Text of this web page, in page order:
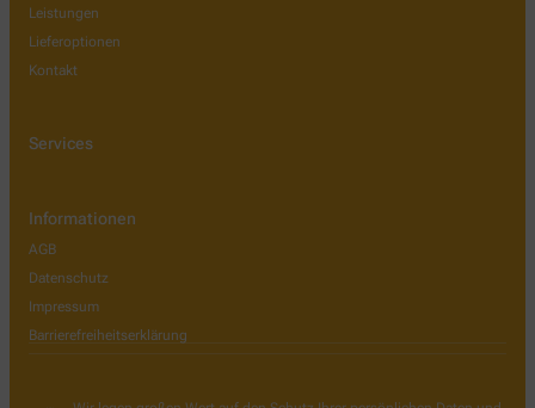
Leistungen
Lieferoptionen
Kontakt
Services
Informationen
AGB
Datenschutz
Impressum
Barrierefreiheitserklärung